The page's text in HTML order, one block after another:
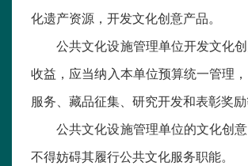
化遗产资源，开发文化创意产品。
公共文化设施管理单位开发文化
收益，应当纳入本单位预算统一管理
服务、藏品征集、研究开发和表彰奖励
公共文化设施管理单位的文化创
不得妨碍其履行公共文化服务职能。